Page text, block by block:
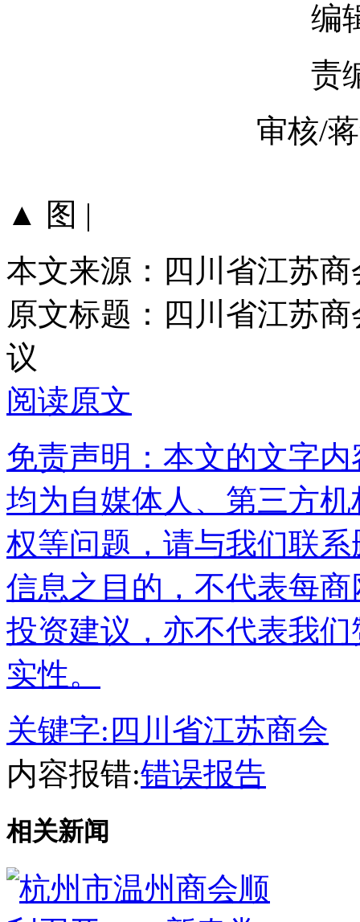
编
责
审核/
▲ 图 |
本文来源：四川省江苏商
原文标题： 四川省江苏
议
阅读原文
免责声明：本文的文字
均为自媒体人、第三方
权等问题，请与我们联
信息之目的，不代表每
投资建议，亦不代表我
实性。
关键字: 四川省江苏商会
内容报错:错误报告
相关新闻